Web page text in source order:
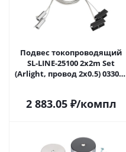
Подвес токопроводящий
SL-LINE-25100 2x2m Set
(Arlight, провод 2x0.5) 033072
2 883.05₽/компл